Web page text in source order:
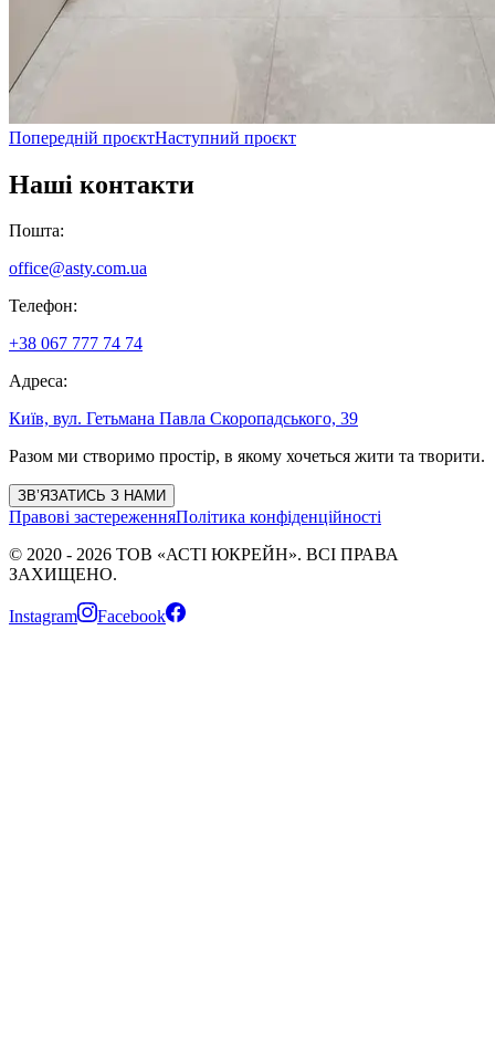
Попередній проєктНаступний проєкт
Наші контакти
Пошта:
office@asty.com.ua
Телефон:
+38 067 777 74 74
Адреса:
Київ, вул. Гетьмана Павла Скоропадського, 39
Разом ми створимо простір, в якому хочеться жити та творити.
ЗВ’ЯЗАТИСЬ З НАМИ
Правові застереженняПолітика конфіденційності
© 2020 - 2026 ТОВ «АСТІ ЮКРЕЙН». ВСІ ПРАВА
ЗАХИЩЕНО.
Instagram Facebook